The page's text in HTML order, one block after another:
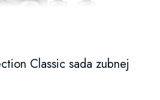
Classic sada zubnej